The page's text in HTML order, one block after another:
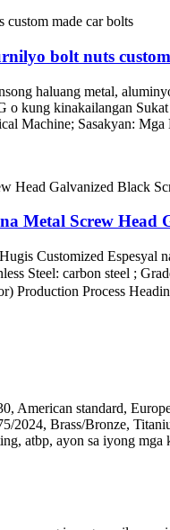
bolt nuts
haluang metal,
kung kinakailangan
Machine; Sasakyan:
Metal Screw Head
Customized Espesyal
Steel: carbon steel ;
Production Process
American standard,
Brass/Bronze,
atbp, ayon sa iyong